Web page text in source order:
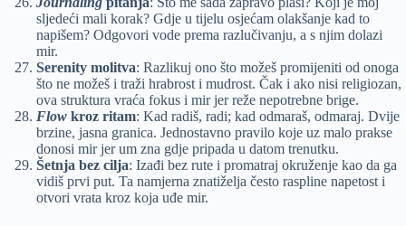
sljedeći mali korak? Gdje u tijelu osjećam olakšanje kad to
napišem? Odgovori vode prema razlučivanju, a s njim dolazi
mir.
Serenity molitva: Razlikuj ono što možeš promijeniti od onoga
što ne možeš i traži hrabrost i mudrost. Čak i ako nisi religiozan,
ova struktura vraća fokus i mir jer reže nepotrebne brige.
Flow kroz ritam: Kad radiš, radi; kad odmaraš, odmaraj. Dvije
brzine, jasna granica. Jednostavno pravilo koje uz malo prakse
donosi mir jer um zna gdje pripada u datom trenutku.
Šetnja bez cilja: Izađi bez rute i promatraj okruženje kao da ga
vidiš prvi put. Ta namjerna znatiželja često raspline napetost i
otvori vrata kroz koja uđe mir.